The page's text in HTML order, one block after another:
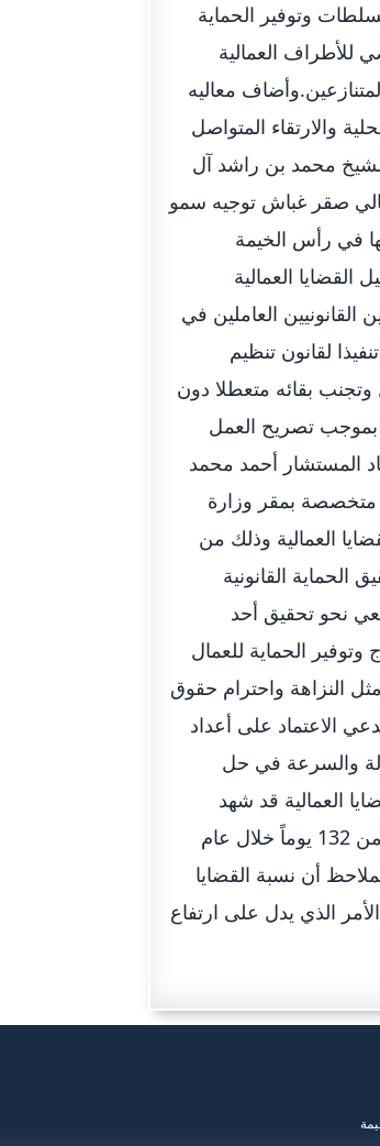
وتوفير الحماية
للأطراف العمالية
معاليه
والارتقاء المتواصل
محمد بن راشد آل
صقر غباش توجيه سمو
في رأس الخيمة
العمالية
القانونيين العاملين في
لقانون تنظيم
وتجنب بقائه متعطلا دون
بموجب تصريح العمل
المستشار أحمد محمد
متخصصة بمقر وزارة
العمالية وذلك من
القانونية
نحو تحقيق أحد
الحماية للعمال
النزاهة واحترام حقوق
الاعتماد على أعداد
والسرعة في حل
العمالية قد شهد
نمطية إيجابية خلال السنوات الثلاث السابقة بمحاكم رأس الخيمة حيث انخفض من 132 يوماً خلال عام
إلى 75 يوما خلال عام 2014 كذلك من الملاحظ أن نسبة القضايا
الذي يدل على ارتفاع